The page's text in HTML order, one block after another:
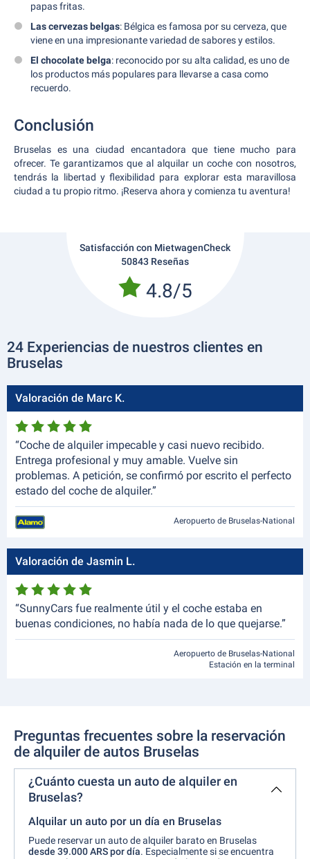
papas fritas.
Las cervezas belgas: Bélgica es famosa por su cerveza, que
viene en una impresionante variedad de sabores y estilos.
El chocolate belga: reconocido por su alta calidad, es uno de
los productos más populares para llevarse a casa como
recuerdo.
Conclusión
Bruselas es una ciudad encantadora que tiene mucho para
ofrecer. Te garantizamos que al alquilar un coche con nosotros,
tendrás la libertad y flexibilidad para explorar esta maravillosa
ciudad a tu propio ritmo. ¡Reserva ahora y comienza tu aventura!
Satisfacción con MietwagenCheck
50843 Reseñas
4.8/5
24 Experiencias de nuestros clientes en
Bruselas
Valoración de Marc K.
“Coche de alquiler impecable y casi nuevo recibido.
Entrega profesional y muy amable. Vuelve sin
problemas. A petición, se confirmó por escrito el perfecto
estado del coche de alquiler.”
Aeropuerto de Bruselas-National
Valoración de Jasmin L.
“SunnyCars fue realmente útil y el coche estaba en
buenas condiciones, no había nada de lo que quejarse.”
Aeropuerto de Bruselas-National
Estación en la terminal
Preguntas frecuentes sobre la reservación
de alquiler de autos Bruselas
¿Cuánto cuesta un auto de alquiler en
Bruselas?
Alquilar un auto por un día en Bruselas
Puede reservar un auto de alquiler barato en Bruselas
desde 39.000 ARS por día. Especialmente si se encuentra